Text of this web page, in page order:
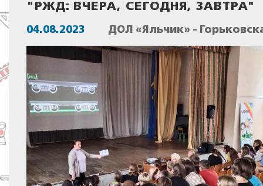
"РЖД: ВЧЕРА, СЕГОДНЯ, ЗАВТРА"
04.08.2023 ДОЛ «Яльчик» -